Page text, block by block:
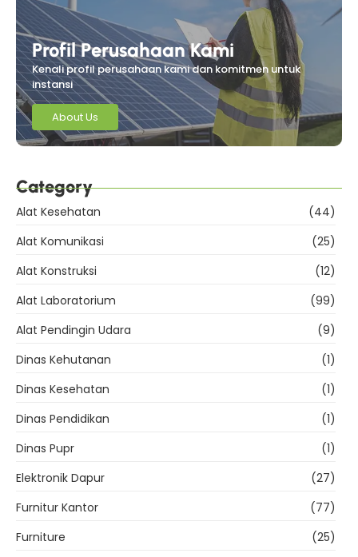
Profil Perusahaan Kami
Kenali profil perusahaan kami dan komitmen untuk
instansi
About Us
Category
Alat Kesehatan
(44)
Alat Komunikasi
(25)
Alat Konstruksi
(12)
Alat Laboratorium
(99)
Alat Pendingin Udara
(9)
Dinas Kehutanan
(1)
Dinas Kesehatan
(1)
Dinas Pendidikan
(1)
Dinas Pupr
(1)
Elektronik Dapur
(27)
Furnitur Kantor
(77)
Furniture
(25)